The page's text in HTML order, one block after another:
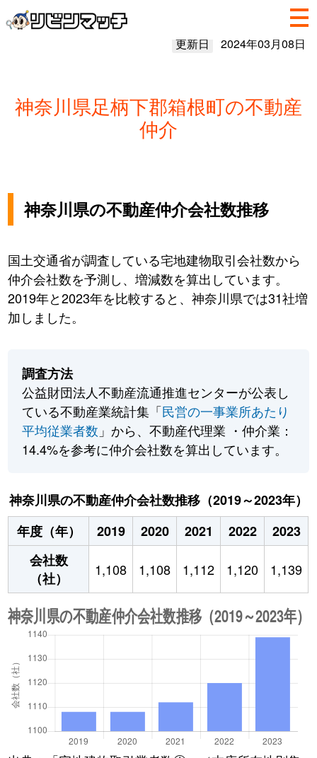
更新日 2024年03月08日
神奈川県足柄下郡箱根町の不動産
仲介
神奈川県の不動産仲介会社数推移
国土交通省が調査している宅地建物取引会社数から
仲介会社数を予測し、増減数を算出しています。
2019年と2023年を比較すると、神奈川県では31社増
加しました。
調査方法
公益財団法人不動産流通推進センターが公表し
ている不動産業統計集「民営の一事業所あたり
平均従業者数 」から、不動産代理業 ・仲介業：
14.4%を参考に仲介会社数を算出しています。
神奈川県の不動産仲介会社数推移（2019～2023年）
年度（年）
2019 2020 2021 2022
2023
会社数
（社）
1,108 1,108 1,112 1,120 1,139